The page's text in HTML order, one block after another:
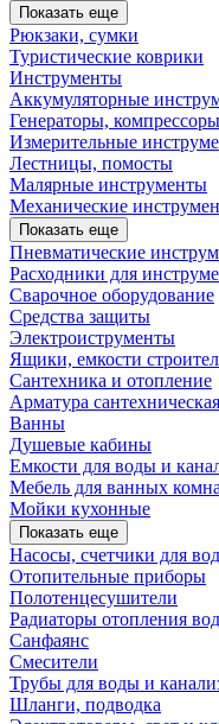
Показать еще
Рюкзаки, сумки
Туристические коврики
Инструменты
Аккумуляторные
Генераторы,
Измерительные
Лестницы, помосты
Малярные инструменты
Механические
Показать еще
Пневматические
Расходники для
Сварочное оборудование
Средства защиты
Электроиструменты
Ящики, емкости
Сантехника и отопление
Арматура сантехническая
Ванны
Душевые кабины
Емкости для воды и
Мебель для ванных
Мойки кухонные
Показать еще
Насосы, счетчики для
Отопительные приборы
Полотенцесушители
Радиаторы отопления
Санфаянс
Смесители
Трубы для воды и
Шланги, подводка